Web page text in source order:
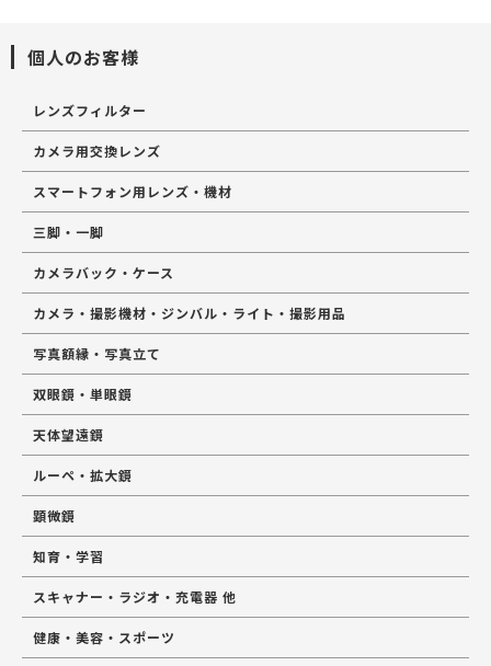
個人のお客様
レンズフィルター
カメラ用交換レンズ
スマートフォン用レンズ・機材
三脚・一脚
カメラバック・ケース
カメラ・撮影機材・ジンバル・ライト・撮影用品
写真額縁・写真立て
双眼鏡・単眼鏡
天体望遠鏡
ルーペ・拡大鏡
顕微鏡
知育・学習
スキャナー・ラジオ・充電器 他
健康・美容・スポーツ